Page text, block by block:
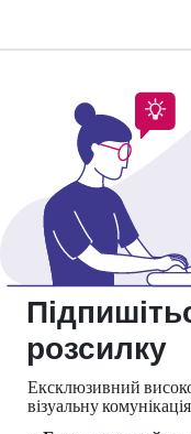
розсилку
Ексклюзивний
візуальну